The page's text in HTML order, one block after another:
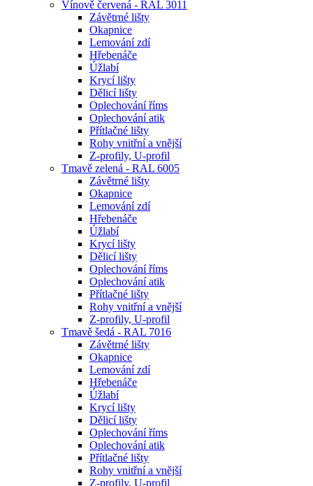
Vínově červená - RAL 3011
Závětrné lišty
Okapnice
Lemování zdí
Hřebenáče
Úžlabí
Krycí lišty
Dělicí lišty
Oplechování říms
Oplechování atik
Přítlačné lišty
Rohy vnitřní a vnější
Z-profily, U-profil
Tmavě zelená - RAL 6005
Závětrné lišty
Okapnice
Lemování zdí
Hřebenáče
Úžlabí
Krycí lišty
Dělicí lišty
Oplechování říms
Oplechování atik
Přítlačné lišty
Rohy vnitřní a vnější
Z-profily, U-profil
Tmavě šedá - RAL 7016
Závětrné lišty
Okapnice
Lemování zdí
Hřebenáče
Úžlabí
Krycí lišty
Dělicí lišty
Oplechování říms
Oplechování atik
Přítlačné lišty
Rohy vnitřní a vnější
Z-profily, U-profil